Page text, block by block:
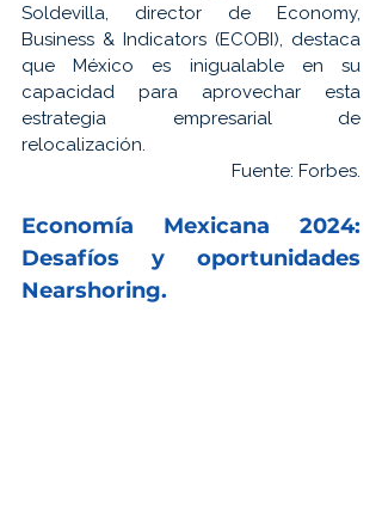
Soldevilla, director de Economy,
Business & Indicators (ECOBI), destaca
que México es inigualable en su
capacidad para aprovechar esta
estrategia empresarial de
relocalización.
Fuente: Forbes.
Economía Mexicana 2024:
Desafíos y oportunidades
Nearshoring.